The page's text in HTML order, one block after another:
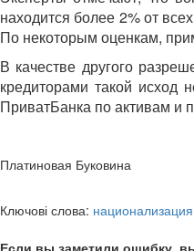
находится более 2% от
По некоторым оценкам,
В качестве другого
кредиторами такой исход
ПриватБанка по активам и
Платиновая Буковина
Ключові слова:
Если вы заметили ошибку,